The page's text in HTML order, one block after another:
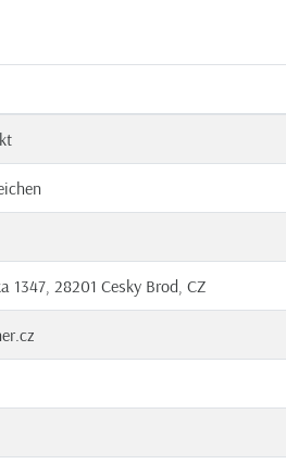
1347, 28201 Cesky Brod, CZ